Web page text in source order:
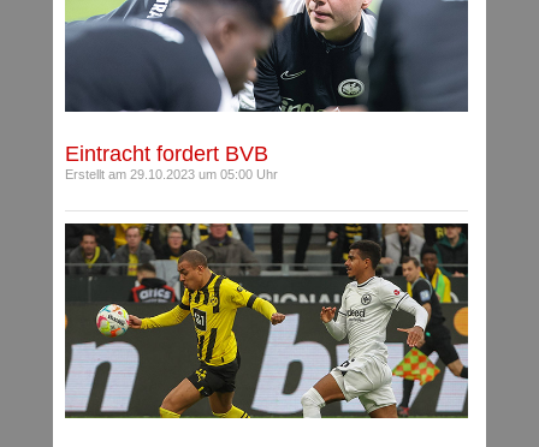
Eintracht fordert BVB
Erstellt am 29.10.2023 um 05:00 Uhr